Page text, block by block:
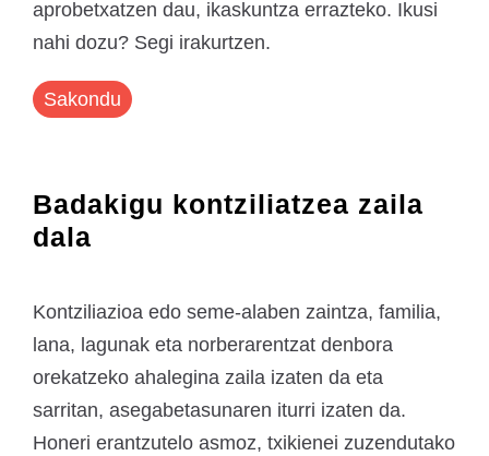
aprobetxatzen dau, ikaskuntza errazteko. Ikusi
nahi dozu? Segi irakurtzen.
Sakondu
Badakigu kontziliatzea zaila
dala
Kontziliazioa edo seme-alaben zaintza, familia,
lana, lagunak eta norberarentzat denbora
orekatzeko ahalegina zaila izaten da eta
sarritan, asegabetasunaren iturri izaten da.
Honeri erantzutelo asmoz, txikienei zuzendutako